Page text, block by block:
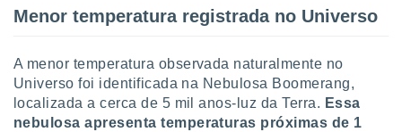
Menor temperatura registrada no Universo
A menor temperatura observada naturalmente no
Universo foi identificada na Nebulosa Boomerang,
localizada a cerca de 5 mil anos-luz da Terra. Essa
nebulosa apresenta temperaturas próximas de 1